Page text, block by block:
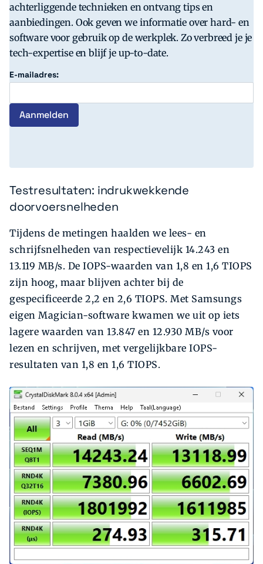
achterliggende technieken en ontvang tips en
aanbiedingen. Ook geven we informatie over hard- en
software voor gebruik op de werkplek. Zo verbreed je je
tech-expertise en blijf je up-to-date.
E-mailadres:
Testresultaten: indrukwekkende
doorvoersnelheden
Tijdens de metingen haalden we lees- en
schrijfsnelheden van respectievelijk 14.243 en
13.119 MB/s. De IOPS-waarden van 1,8 en 1,6 TIOPS
zijn hoog, maar blijven achter bij de
gespecificeerde 2,2 en 2,6 TIOPS. Met Samsungs
eigen Magician-software kwamen we uit op iets
lagere waarden van 13.847 en 12.930 MB/s voor
lezen en schrijven, met vergelijkbare IOPS-
resultaten van 1,8 en 1,6 TIOPS.